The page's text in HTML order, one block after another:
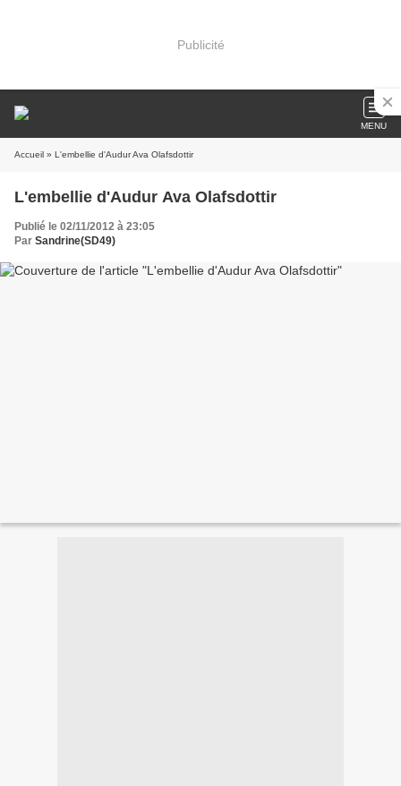
Publicité
MENU
Accueil » L'embellie d'Audur Ava Olafsdottir
L'embellie d'Audur Ava Olafsdottir
Publié le 02/11/2012 à 23:05
Par Sandrine(SD49)